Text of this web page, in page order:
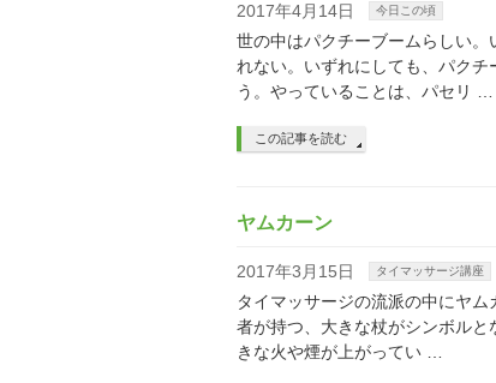
2017年4月14日 今日この頃
世の中はパクチーブームらしい
れない。いずれにしても、パク
う。やっていることは、パセリ …
この記事を読む
ヤムカーン
2017年3月15日 タイマッサージ講座
タイマッサージの流派の中にヤ
者が持つ、大きな杖がシンボル
きな火や煙が上がってい …